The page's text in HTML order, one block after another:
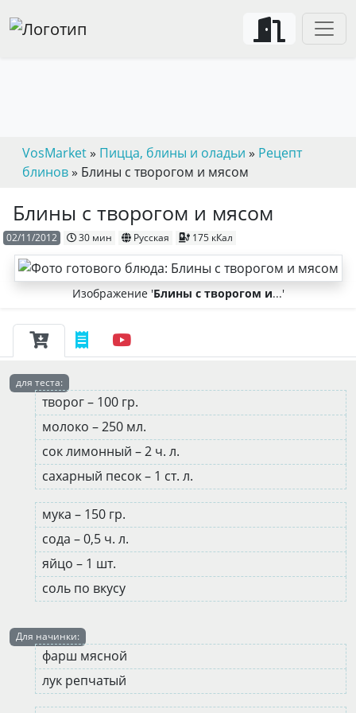
VosMarket» Пицца, блины и оладьи » Рецепт
блинов» Блины с творогом и мясом
Блины с творогом и мясом
02/11/2012 30 мин Русская 175 кКал
Изображение 'Блины с творогом и...'
для теста:
творог – 100 гр.
молоко – 250 мл.
сок лимонный – 2 ч. л.
сахарный песок – 1 ст. л.
мука – 150 гр.
сода – 0,5 ч. л.
яйцо – 1 шт.
соль по вкусу
Для начинки:
фарш мясной
лук репчатый